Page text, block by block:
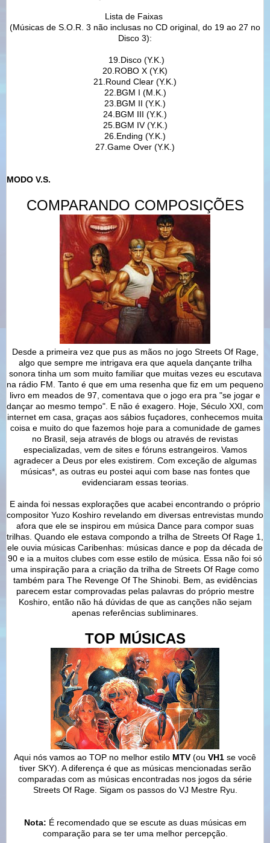
Lista de Faixas
(Músicas de S.O.R. 3 não inclusas no CD original, do 19 ao 27 no
Disco 3):
19.Disco (Y.K.)
20.ROBO X (Y.K)
21.Round Clear (Y.K.)
22.BGM I (M.K.)
23.BGM II (Y.K.)
24.BGM III (Y.K.)
25.BGM IV (Y.K.)
26.Ending (Y.K.)
27.Game Over (Y.K.)
MODO V.S.
COMPARANDO COMPOSIÇÕES
Desde a primeira vez que pus as mãos no jogo Streets Of Rage,
algo que sempre me intrigava era que aquela dançante trilha
sonora tinha um som muito familiar que muitas vezes eu escutava
na rádio FM. Tanto é que em uma resenha que fiz em um pequeno
livro em meados de 97, comentava que o jogo era pra "se jogar e
dançar ao mesmo tempo". E não é exagero. Hoje, Século XXI, com
internet em casa, graças aos sábios fuçadores, conhecemos muita
coisa e muito do que fazemos hoje para a comunidade de games
no Brasil, seja através de blogs ou através de revistas
especializadas, vem de sites e fóruns estrangeiros. Vamos
agradecer a Deus por eles existirem. Com exceção de algumas
músicas*, as outras eu postei aqui com base nas fontes que
evidenciaram essas teorias.
E ainda foi nessas explorações que acabei encontrando o próprio
compositor Yuzo Koshiro revelando em diversas entrevistas mundo
afora que ele se inspirou em música Dance para compor suas
trilhas. Quando ele estava compondo a trilha de Streets Of Rage 1,
ele ouvia músicas Caribenhas: músicas dance e pop da década de
90 e ia a muitos clubes com esse estilo de música. Essa não foi só
uma inspiração para a criação da trilha de Streets Of Rage como
também para The Revenge Of The Shinobi. Bem, as evidências
parecem estar comprovadas pelas palavras do próprio mestre
Koshiro, então não há dúvidas de que as canções não sejam
apenas referências subliminares.
TOP MÚSICAS
Aqui nós vamos ao TOP no melhor estilo MTV (ou VH1 se você
tiver SKY). A diferença é que as músicas mencionadas serão
comparadas com as músicas encontradas nos jogos da série
Streets Of Rage. Sigam os passos do VJ Mestre Ryu.
Nota: É recomendado que se escute as duas músicas em
comparação para se ter uma melhor percepção.